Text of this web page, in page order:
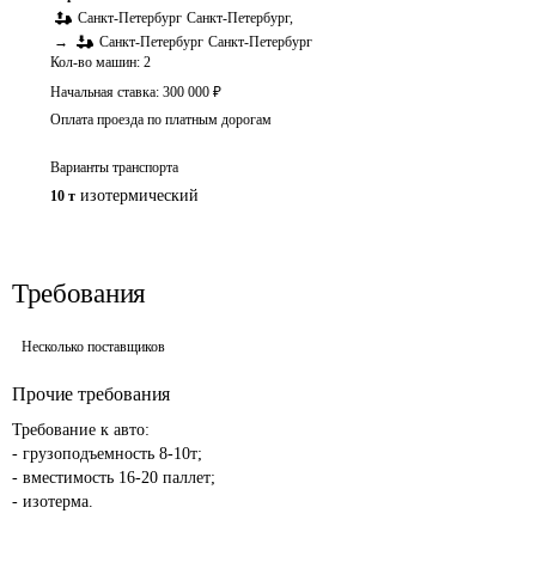
Санкт-Петербург Санкт-Петербург,
→
Санкт-Петербург Санкт-Петербург
Кол-во машин: 2
Начальная ставка: 300 000 ₽
Оплата проезда по платным дорогам
Варианты транспорта
10 т изотермический
Требования
Несколько поставщиков
Прочие требования
Требование к авто:
- грузоподъемность 8-10т;
- вместимость 16-20 паллет;
- изотерма.